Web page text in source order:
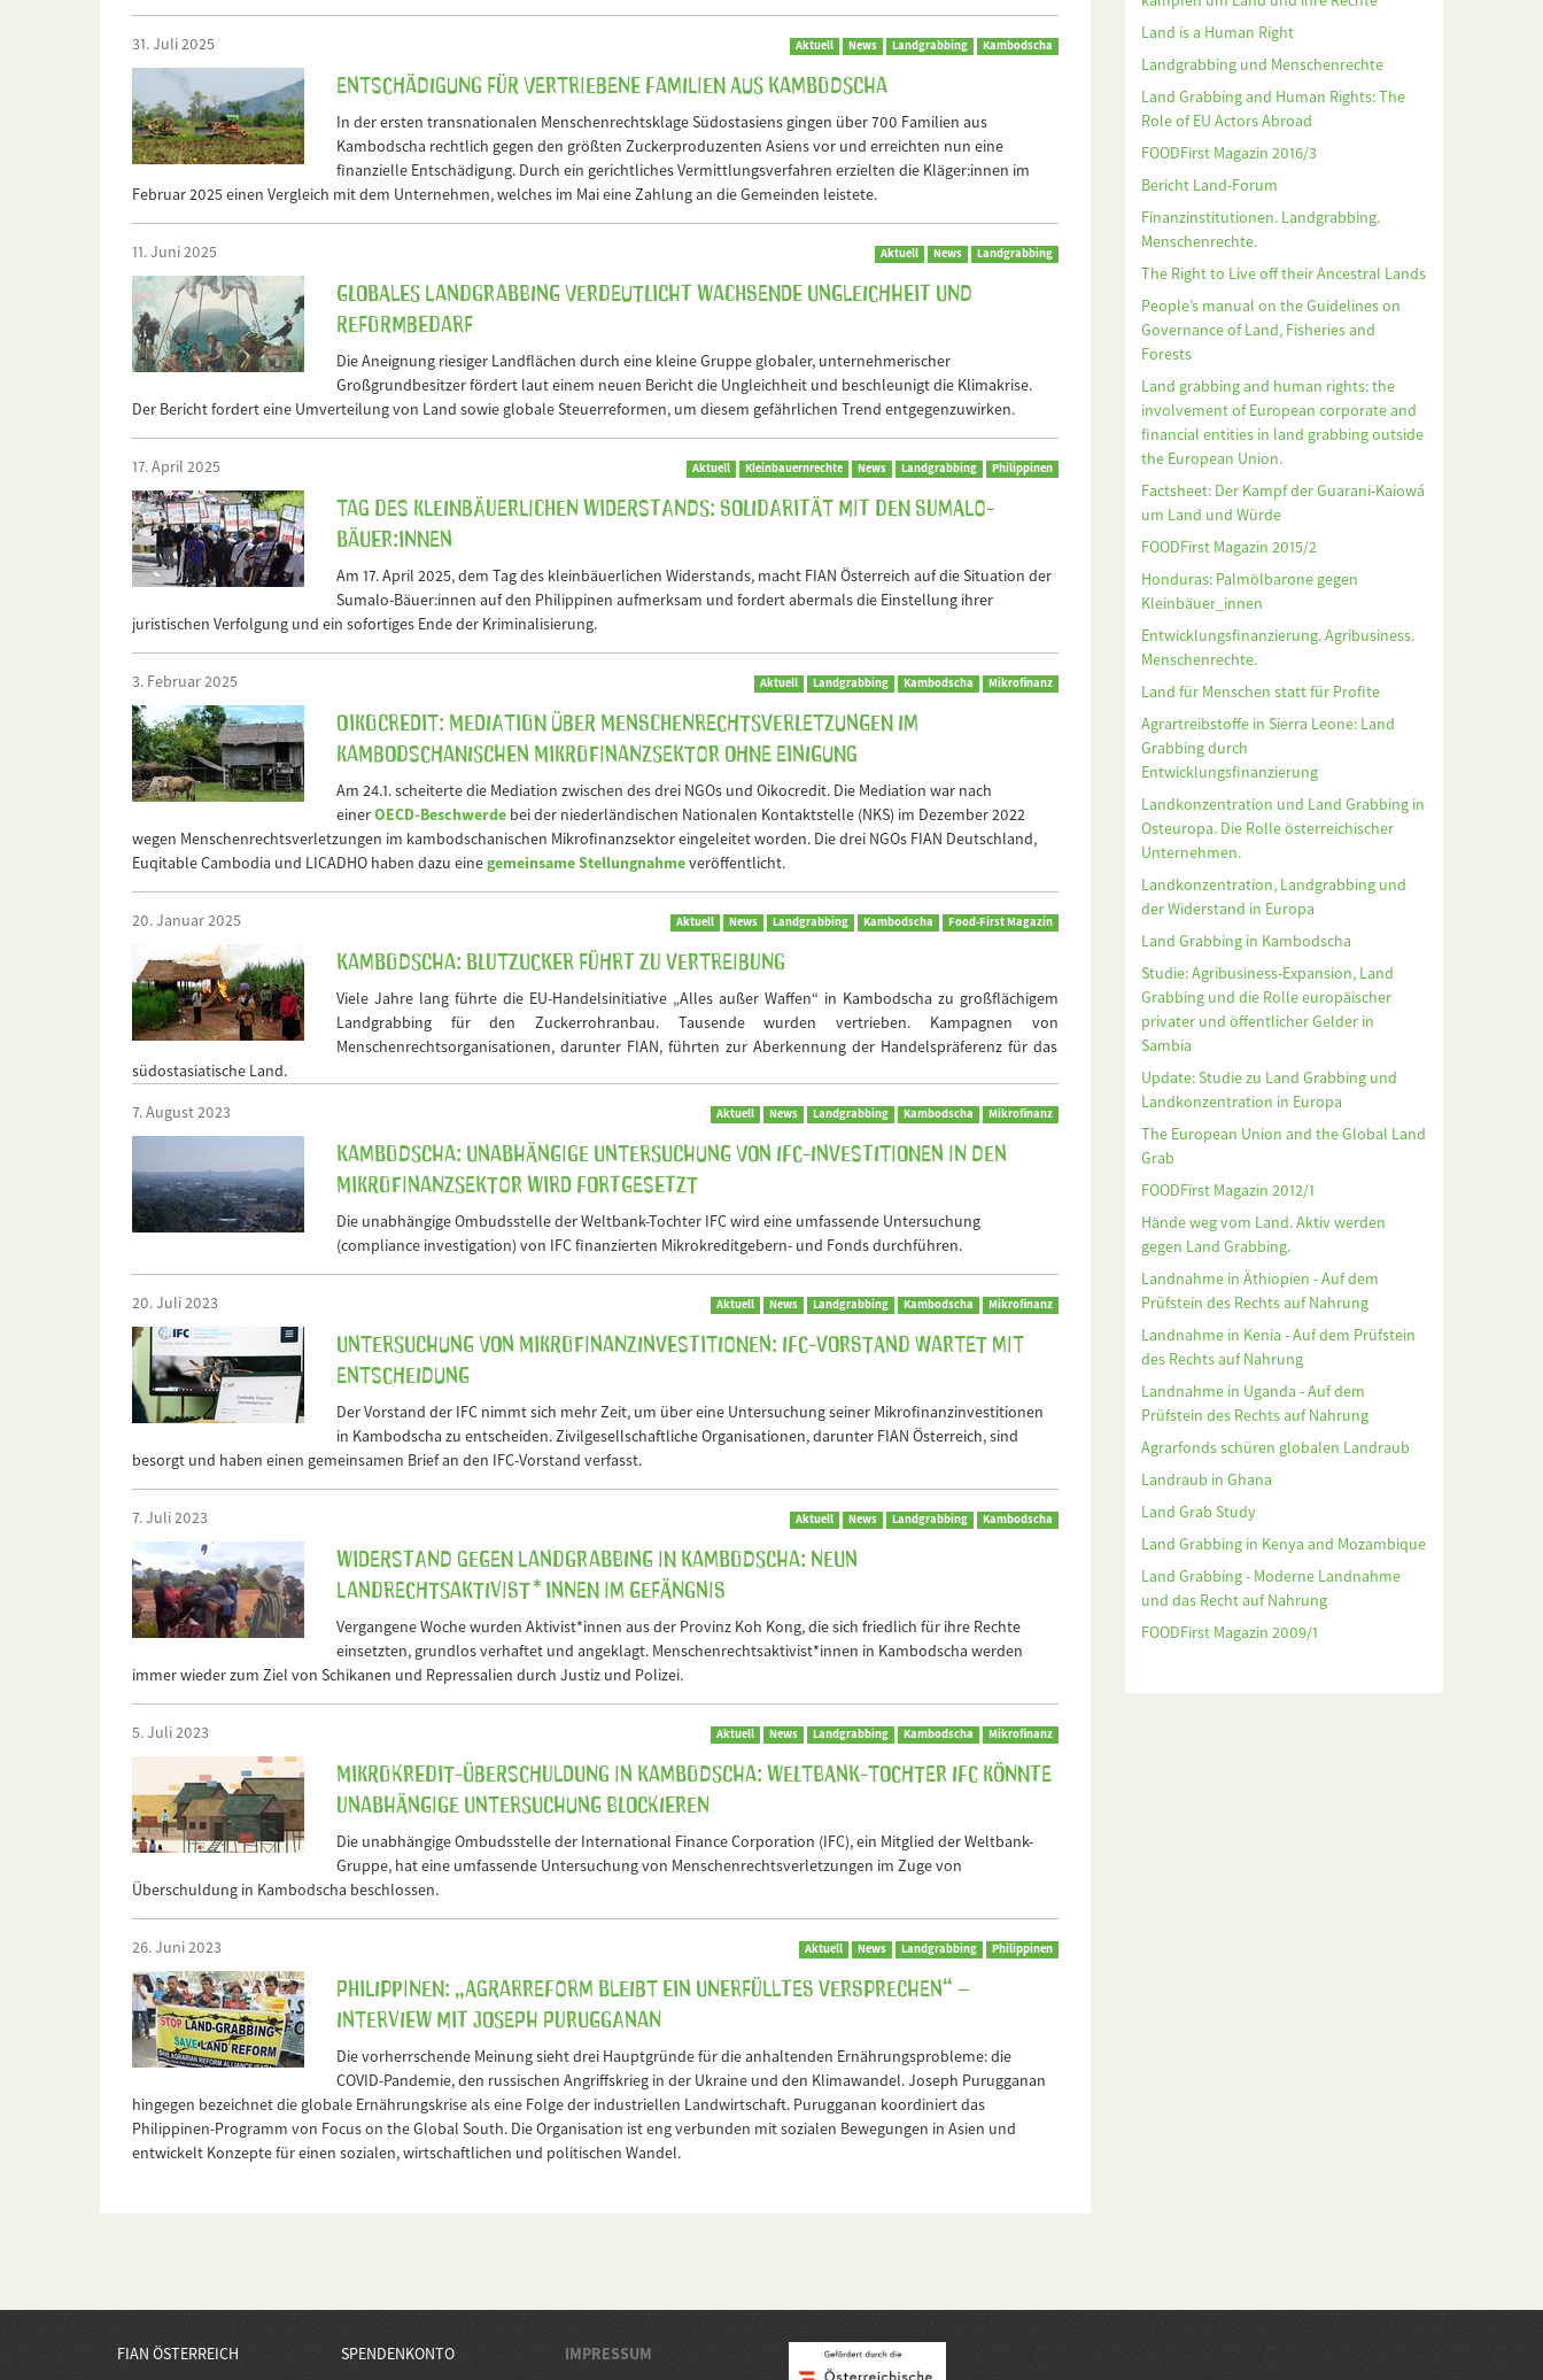
31. Juli 2025 Aktuell News Landgrabbing Kambodscha
Entschädigung für vertriebene Familien aus Kambodscha
In der ersten transnationalen Menschenrechtsklage Südostasiens gingen über 700 Familien aus
Kambodscha rechtlich gegen den größten Zuckerproduzenten Asiens vor und erreichten nun eine
finanzielle Entschädigung. Durch ein gerichtliches Vermittlungsverfahren erzielten die Kläger:innen im
Februar 2025 einen Vergleich mit dem Unternehmen, welches im Mai eine Zahlung an die Gemeinden leistete.
11. Juni 2025 Aktuell News Landgrabbing
Globales Landgrabbing verdeutlicht wachsende Ungleichheit und
Reformbedarf
Die Aneignung riesiger Landflächen durch eine kleine Gruppe globaler, unternehmerischer
Großgrundbesitzer fördert laut einem neuen Bericht die Ungleichheit und beschleunigt die Klimakrise.
Der Bericht fordert eine Umverteilung von Land sowie globale Steuerreformen, um diesem gefährlichen Trend entgegenzuwirken.
17. April 2025 Aktuell Kleinbauernrechte News Landgrabbing Philippinen
Tag des kleinbäuerlichen Widerstands: Solidarität mit den Sumalo-
Bäuer:innen
Am 17. April 2025, dem Tag des kleinbäuerlichen Widerstands, macht FIAN Österreich auf die Situation der
Sumalo-Bäuer:innen auf den Philippinen aufmerksam und fordert abermals die Einstellung ihrer
juristischen Verfolgung und ein sofortiges Ende der Kriminalisierung.
3. Februar 2025 Aktuell Landgrabbing Kambodscha Mikrofinanz
Oikocredit: Mediation über Menschenrechtsverletzungen im
kambodschanischen Mikrofinanzsektor ohne Einigung
Am 24.1. scheiterte die Mediation zwischen des drei NGOs und Oikocredit. Die Mediation war nach
einerOECD-Beschwerde bei der niederländischen Nationalen Kontaktstelle (NKS) im Dezember 2022
wegen Menschenrechtsverletzungen im kambodschanischen Mikrofinanzsektor eingeleitet worden. Die drei NGOs FIAN Deutschland,
Euqitable Cambodia und LICADHO haben dazu einegemeinsame Stellungnahmeveröffentlicht.
20. Januar 2025 Aktuell News Landgrabbing Kambodscha Food-First Magazin
Kambodscha: Blutzucker führt zu Vertreibung
Viele Jahre lang führte die EU-Handelsinitiative „Alles außer Waffen“ in Kambodscha zu großflächigem
Landgrabbing für den Zuckerrohranbau. Tausende wurden vertrieben. Kampagnen von
Menschenrechtsorganisationen, darunter FIAN, führten zur Aberkennung der Handelspräferenz für das
südostasiatische Land.
7. August 2023
Aktuell News Landgrabbing Kambodscha Mikrofinanz
Kambodscha: Unabhängige Untersuchung von IFC-Investitionen in den
Mikrofinanzsektor wird fortgesetzt
Die unabhängige Ombudsstelle der Weltbank-Tochter IFC wird eine umfassende Untersuchung
(compliance investigation) von IFC finanzierten Mikrokreditgebern- und Fonds durchführen.
20. Juli 2023 Aktuell News Landgrabbing Kambodscha Mikrofinanz
Untersuchung von Mikrofinanzinvestitionen: IFC-Vorstand wartet mit
Entscheidung
Der Vorstand der IFC nimmt sich mehr Zeit, um über eine Untersuchung seiner Mikrofinanzinvestitionen
in Kambodscha zu entscheiden. Zivilgesellschaftliche Organisationen, darunter FIAN Österreich, sind
besorgt und haben einen gemeinsamen Brief an den IFC-Vorstand verfasst.
7. Juli 2023 Aktuell News Landgrabbing Kambodscha
Widerstand gegen Landgrabbing in Kambodscha: Neun
Landrechtsaktivist*innen im Gefängnis
Vergangene Woche wurden Aktivist*innen aus der Provinz Koh Kong, die sich friedlich für ihre Rechte
einsetzten, grundlos verhaftet und angeklagt. Menschenrechtsaktivist*innen in Kambodscha werden
immer wieder zum Ziel von Schikanen und Repressalien durch Justiz und Polizei.
5. Juli 2023 Aktuell News Landgrabbing Kambodscha Mikrofinanz
Mikrokredit-Überschuldung in Kambodscha: Weltbank-Tochter IFC könnte
unabhängige Untersuchung blockieren
Die unabhängige Ombudsstelle der International Finance Corporation (IFC), ein Mitglied der Weltbank-
Gruppe, hat eine umfassende Untersuchung von Menschenrechtsverletzungen im Zuge von
Überschuldung in Kambodscha beschlossen.
26. Juni 2023 Aktuell News Landgrabbing Philippinen
Philippinen: „Agrarreform bleibt ein unerfülltes Versprechen“ –
Interview mit Joseph Purugganan
Die vorherrschende Meinung sieht drei Hauptgründe für die anhaltenden Ernährungsprobleme: die
COVID-Pandemie, den russischen Angriffskrieg in der Ukraine und den Klimawandel. Joseph Purugganan
hingegen bezeichnet die globale Ernährungskrise als eine Folge der industriellen Landwirtschaft. Purugganan koordiniert das
Philippinen-Programm von Focus on the Global South. Die Organisation ist eng verbunden mit sozialen Bewegungen in Asien und
entwickelt Konzepte für einen sozialen, wirtschaftlichen und politischen Wandel.
Land is a Human Right
Landgrabbing und Menschenrechte
Land Grabbing and Human Rights: The
Role of EU Actors Abroad
FOODFirst Magazin 2016/3
Bericht Land-Forum
Finanzinstitutionen. Landgrabbing.
Menschenrechte.
The Right to Live off their Ancestral Lands
People’s manual on the Guidelines on
Governance of Land, Fisheries and
Forests
Land grabbing and human rights: the
involvement of European corporate and
financial entities in land grabbing outside
the European Union.
Factsheet: Der Kampf der Guarani-Kaiowá
um Land und Würde
FOODFirst Magazin 2015/2
Honduras: Palmölbarone gegen
Kleinbäuer_innen
Entwicklungsfinanzierung. Agribusiness.
Menschenrechte.
Land für Menschen statt für Profite
Agrartreibstoffe in Sierra Leone: Land
Grabbing durch
Entwicklungsfinanzierung
Landkonzentration und Land Grabbing in
Osteuropa. Die Rolle österreichischer
Unternehmen.
Landkonzentration, Landgrabbing und
der Widerstand in Europa
Land Grabbing in Kambodscha
Studie: Agribusiness-Expansion, Land
Grabbing und die Rolle europäischer
privater und öffentlicher Gelder in
Sambia
Update: Studie zu Land Grabbing und
Landkonzentration in Europa
The European Union and the Global Land
Grab
FOODFirst Magazin 2012/1
Hände weg vom Land. Aktiv werden
gegen Land Grabbing.
Landnahme in Äthiopien - Auf dem
Prüfstein des Rechts auf Nahrung
Landnahme in Kenia - Auf dem Prüfstein
des Rechts auf Nahrung
Landnahme in Uganda - Auf dem
Prüfstein des Rechts auf Nahrung
Agrarfonds schüren globalen Landraub
Landraub in Ghana
Land Grab Study
Land Grabbing in Kenya and Mozambique
Land Grabbing - Moderne Landnahme
und das Recht auf Nahrung
FOODFirst Magazin 2009/1
FIAN ÖSTERREICH SPENDENKONTO IMPRESSUM